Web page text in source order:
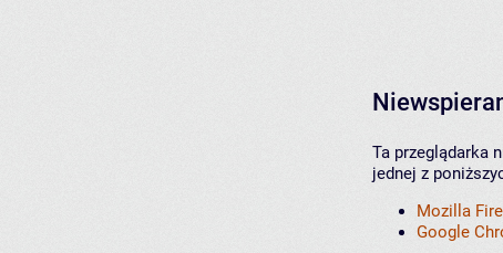
Ta przeglądarka
jednej z
Mozilla
Google